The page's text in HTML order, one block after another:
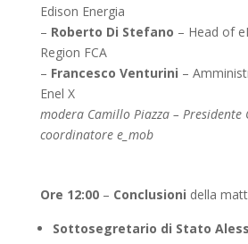
Edison Energia
– Roberto Di Stefano – Head of
Region FCA
– Francesco Venturini –
Enel X
modera Camillo Piazza – Presidente
coordinatore e_mob
Ore 12:00– Conclusioni della
Sottosegretario di Stato